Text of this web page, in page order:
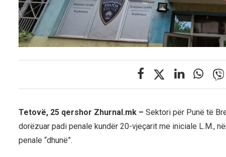
Tetovë, 25 qershor Zhurnal.mk – ​Sektori për Punë të
dorëzuar padi penale kundër 20-vjeçarit me iniciale L.M.,
penale “dhunë”.